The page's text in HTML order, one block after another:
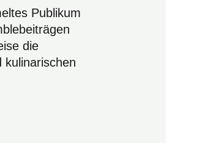
Publikum
die
kulinarischen